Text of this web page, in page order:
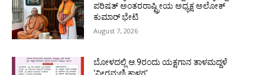
ಪರಿಷತ್ ಅಂತರರಾಷ್ಟ್ರೀಯ ಅಧ್ಯಕ್ಷ ಅಲೋಕ್
ಕುಮಾರ್ ಭೇಟಿ
August 7, 2026
ಬೋಳದಲ್ಲಿ ಆ.9ರಂದು ಯಕ್ಷಗಾನ ತಾಳಮದ್ದಳೆ